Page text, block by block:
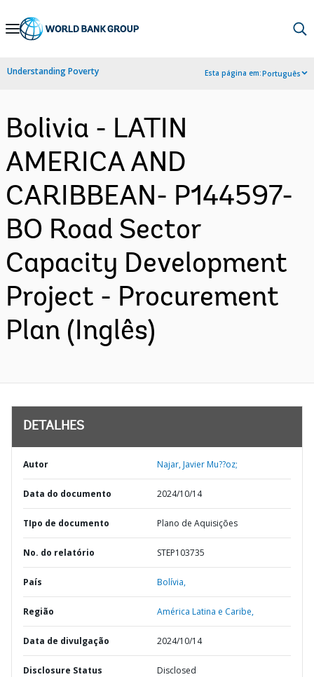
Skip
Navigation
Understanding Poverty Esta página em:Português
Bolivia - LATIN
AMERICA AND
CARIBBEAN- P144597-
BO Road Sector
Capacity Development
Project - Procurement
Plan (Inglês)
DETALHES
Autor Najar, Javier Mu??oz;
Data do documento 2024/10/14
TIpo de documento Plano de Aquisições
No. do relatório STEP103735
País Bolívia,
Região América Latina e Caribe,
Data de divulgação 2024/10/14
Disclosure Status Disclosed